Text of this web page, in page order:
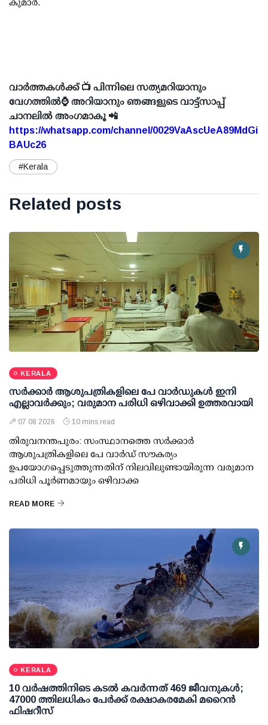
കുമാര്‍.
വാർത്തകൾക്ക് 📺 പിന്നിലെ സത്യമറിയാനും
വേഗത്തിൽ⌚ അറിയാനും ഞങ്ങളുടെ വാട്ട്സാപ്പ്
ചാനലിൽ അംഗമാകൂ 📲
https://whatsapp.com/channel/0029VaAscUeA89MdGi
BAUc26
#Kerala
Related posts
KERALA
സര്‍ക്കാര്‍ ആശുപത്രികളിലെ പേ വാര്‍ഡുകള്‍ ഇനി
എല്ലാവര്‍ക്കും; വരുമാന പരിധി ഒഴിവാക്കി ഉത്തരവായി
07 08 2026 10 mins read
തിരുവനന്തപുരം: സംസ്ഥാനത്തെ സര്‍ക്കാര്‍
ആശുപത്രികളിലെ പേ വാര്‍ഡ് സൗകര്യം
ഉപയോഗപ്പെടുത്തുന്നതിന് നിലവിലുണ്ടായിരുന്ന വരുമാന
പരിധി പൂര്‍ണമായും ഒഴിവാക്ക
READ MORE
KERALA
10 വര്‍ഷത്തിനിടെ കടല്‍ കവര്‍ന്നത് 469 ജീവനുകള്‍;
47000 ത്തിലധികം പേര്‍ക്ക് രക്ഷാകരമേകി മറൈന്‍
ഫിഷറീസ്